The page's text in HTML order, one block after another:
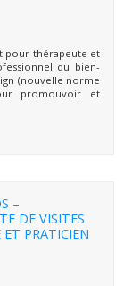
pour thérapeute et
du bien-
(nouvelle norme
promouvoir et
–
DE VISITES
PRATICIEN